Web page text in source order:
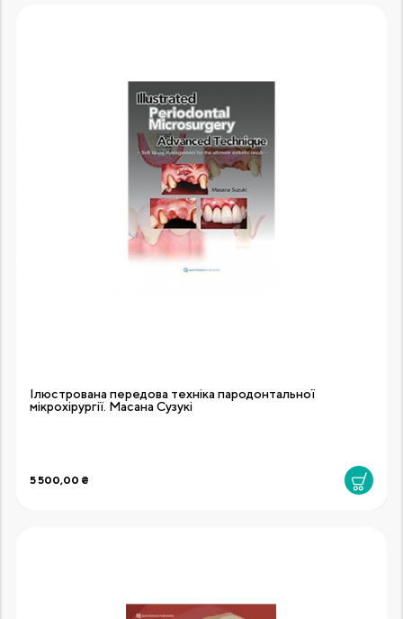
Ілюстрована передова техніка пародонтальної
мікрохірургії. Масана Сузукі
5 500,00 ₴